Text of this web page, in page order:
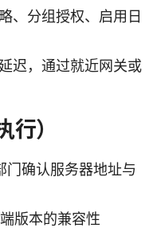
、分组授权、启用日
迟，通过就近网关或
）
门确认服务器地址与
版本的兼容性